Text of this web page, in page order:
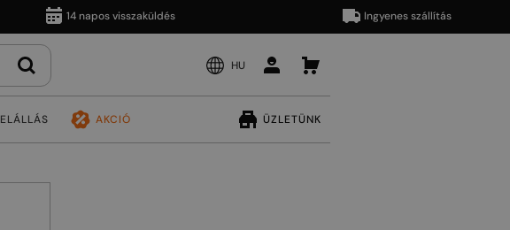
14 napos visszaküldés Ingyenes szállítás
HU
ELÁLLÁS AKCIÓ ÜZLETÜNK